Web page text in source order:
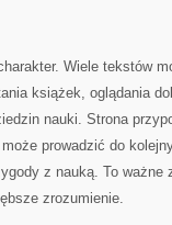
Wiele tekstów
książek, oglądania
nauki. Strona
prowadzić do
z nauką. To ważne
zrozumienie.